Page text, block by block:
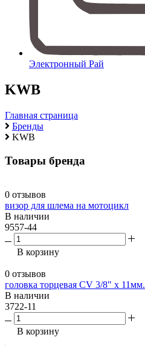
Электронный Рай
KWB
Главная страница
Бренды
KWB
Товары бренда
0 отзывов
визор для шлема на мотоцикл
В наличии
9557-44
В корзину
0 отзывов
головка торцевая CV 3/8" х 11мм.
В наличии
3722-11
В корзину